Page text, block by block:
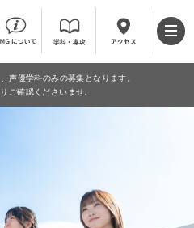
声優学科のみの募集となります。
りご確認くださいませ。